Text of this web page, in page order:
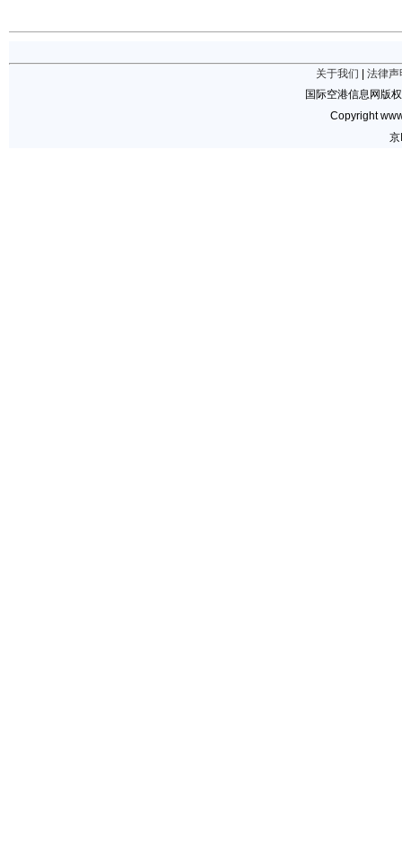
关于我们
法律声
国际空港信息网版
Copyright